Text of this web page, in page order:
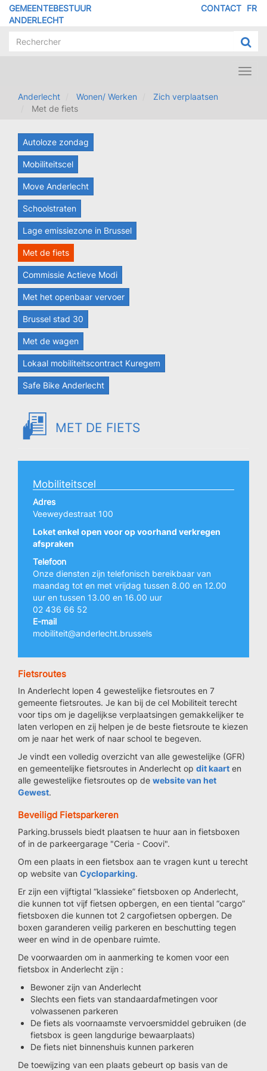
Overslaan
GEMEENTEBESTUUR
ANDERLECHT
FR
CONTACT
Anderlecht
Wonen/ Werken
Zich verplaatsen
Met de fiets
Autoloze zondag
Mobiliteitscel
Move Anderlecht
Schoolstraten
Lage emissiezone in Brussel
Met de fiets
Commissie Actieve Modi
Met het openbaar vervoer
Brussel stad 30
Met de wagen
Lokaal mobiliteitscontract Kuregem
Safe Bike Anderlecht
MET DE FIETS
Mobiliteitscel
Adres
Veeweydestraat 100
Loket enkel open voor op voorhand verkregen
afspraken
Telefoon
Onze diensten zijn telefonisch bereikbaar van
maandag tot en met vrijdag tussen 8.00 en 12.00
uur en tussen 13.00 en 16.00 uur
02 436 66 52
E-mail
mobiliteit@anderlecht.brussels
Fietsroutes
In Anderlecht lopen 4 gewestelijke fietsroutes en 7
gemeente fietsroutes. Je kan bij de cel Mobiliteit terecht
voor tips om je dagelijkse verplaatsingen gemakkelijker te
laten verlopen en zij helpen je de beste fietsroute te kiezen
om je naar het werk of naar school te begeven.
Je vindt een volledig overzicht van alle gewestelijke (GFR)
en gemeentelijke fietsroutes in Anderlecht op dit kaart en
alle gewestelijke fietsroutes op de website van het
Gewest.
Beveiligd Fietsparkeren
Parking.brussels biedt plaatsen te huur aan in fietsboxen
of in de parkeergarage "Ceria - Coovi".
Om een plaats in een fietsbox aan te vragen kunt u terecht
op website van Cycloparking.
Er zijn een vijftigtal “klassieke” fietsboxen op Anderlecht,
die kunnen tot vijf fietsen opbergen, en een tiental “cargo”
fietsboxen die kunnen tot 2 cargofietsen opbergen. De
boxen garanderen veilig parkeren en beschutting tegen
weer en wind in de openbare ruimte.
De voorwaarden om in aanmerking te komen voor een
fietsbox in Anderlecht zijn :
Bewoner zijn van Anderlecht
Slechts een fiets van standaardafmetingen voor
volwassenen parkeren
De fiets als voornaamste vervoersmiddel gebruiken (de
fietsbox is geen langdurige bewaarplaats)
De fiets niet binnenshuis kunnen parkeren
De toewijzing van een plaats gebeurt op basis van de